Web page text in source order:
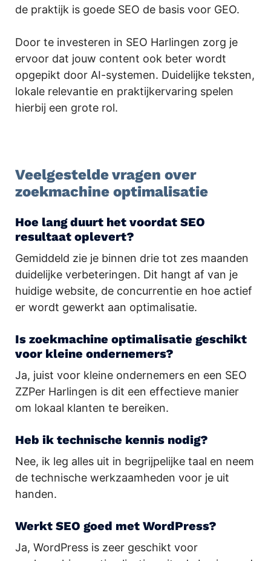
de praktijk is goede SEO de basis voor GEO.
Door te investeren in SEO Harlingen zorg je
ervoor dat jouw content ook beter wordt
opgepikt door AI-systemen. Duidelijke teksten,
lokale relevantie en praktijkervaring spelen
hierbij een grote rol.
Veelgestelde vragen over
zoekmachine optimalisatie
Hoe lang duurt het voordat SEO
resultaat oplevert?
Gemiddeld zie je binnen drie tot zes maanden
duidelijke verbeteringen. Dit hangt af van je
huidige website, de concurrentie en hoe actief
er wordt gewerkt aan optimalisatie.
Is zoekmachine optimalisatie geschikt
voor kleine ondernemers?
Ja, juist voor kleine ondernemers en een SEO
ZZPer Harlingen is dit een effectieve manier
om lokaal klanten te bereiken.
Heb ik technische kennis nodig?
Nee, ik leg alles uit in begrijpelijke taal en neem
de technische werkzaamheden voor je uit
handen.
Werkt SEO goed met WordPress?
Ja, WordPress is zeer geschikt voor